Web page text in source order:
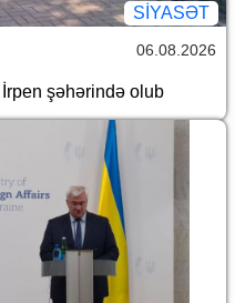
SİYASƏT
06.08.2026
şəhərində olub